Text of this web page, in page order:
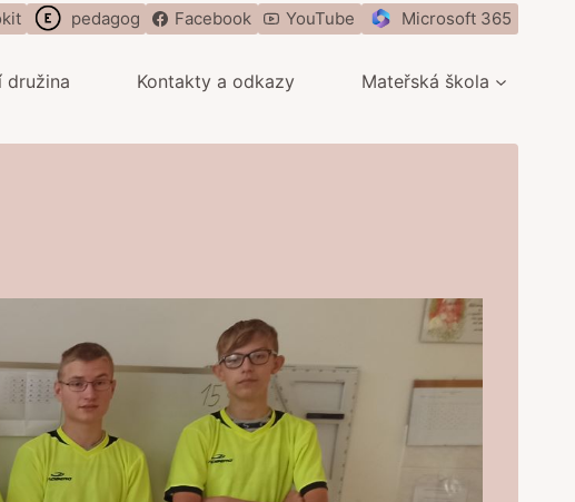
pedagog Facebook YouTube Microsoft 365
družina Kontakty a odkazy Mateřská škola